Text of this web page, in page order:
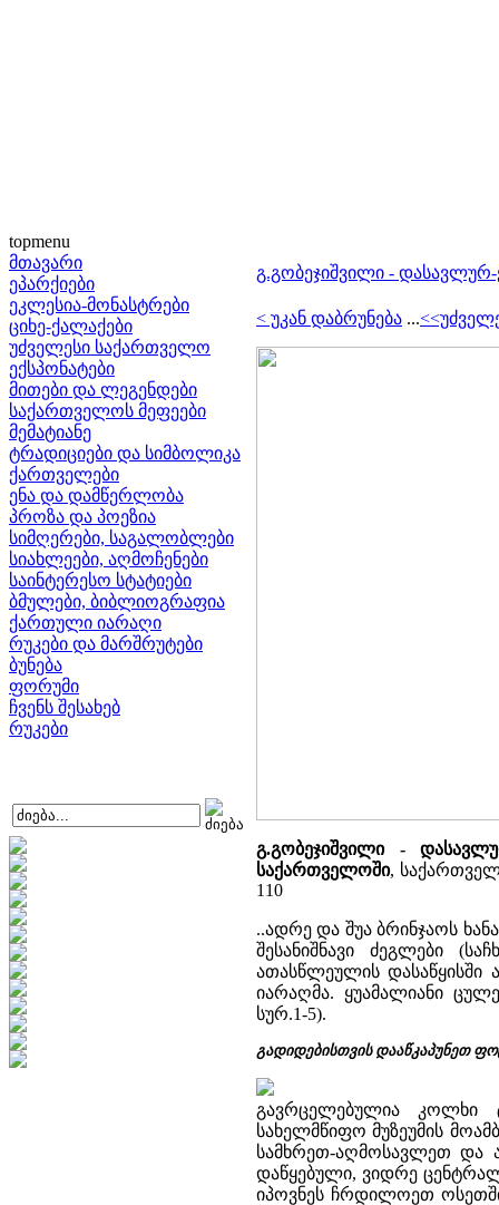
topmenu
მთავარი
ეპარქიები
ეკლესია-მონასტრები
ციხე-ქალაქები
უძველესი საქართველო
ექსპონატები
მითები და ლეგენდები
საქართველოს მეფეები
მემატიანე
ტრადიციები და სიმბოლიკა
ქართველები
ენა და დამწერლობა
პროზა და პოეზია
სიმღერები, საგალობლები
სიახლეები, აღმოჩენები
საინტერესო სტატიები
ბმულები, ბიბლიოგრაფია
ქართული იარაღი
რუკები და მარშრუტები
ბუნება
ფორუმი
ჩვენს შესახებ
რუკები
გ.გობეჯიშვილი -
< უკან დაბრუნება ...
გ.გობეჯიშვილი -
საქართველოში,
110
..ადრე და შუა ბრინჯაოს
შესანიშნავი ძეგლები
ათასწლეულის
იარაღმა. ყუამალიანი
სურ.1-5).
გადიდებისთვის დააწკაპუნეთ
გავრცელებულია კოლხი
სახელმწიფო მუზეუმის
სამხრეთ-აღმოსავლეთ და
დაწყებული, ვიდრე
იპოვნეს ჩრდილოეთ